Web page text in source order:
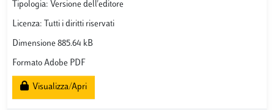
Tipologia: Versione dell'editore
Licenza: Tutti i diritti riservati
Dimensione 885.64 kB
Formato Adobe PDF
Visualizza/Apri